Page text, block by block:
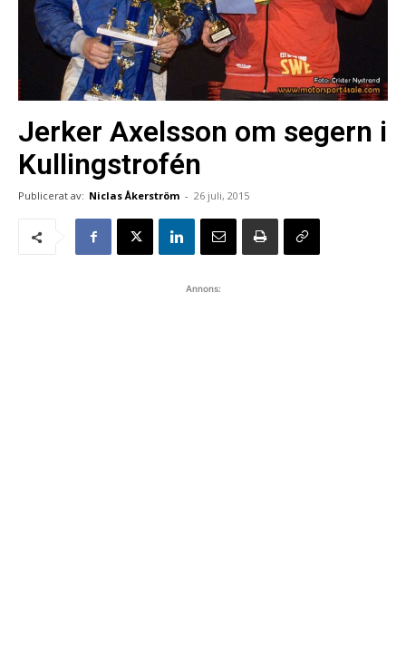
Jerker Axelsson om segern i
Kullingstrofén
Publicerat av: Niclas Åkerström - 26 juli, 2015
Annons: